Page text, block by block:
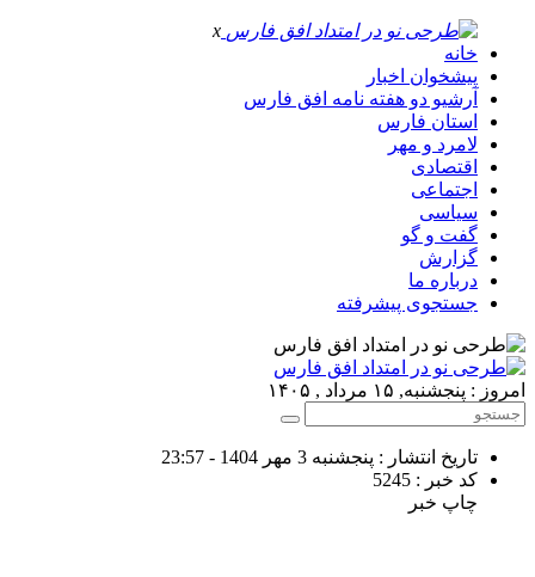
x
خانه
پیشخوان اخبار
آرشیو دو هفته نامه افق فارس
استان فارس
لامرد و مهر
اقتصادی
اجتماعی
سیاسی
گفت و گو
گزارش
درباره ما
جستجوی پیشرفته
امروز : پنجشنبه, ۱۵ مرداد , ۱۴۰۵
تاریخ انتشار : پنجشنبه 3 مهر 1404 - 23:57
کد خبر : 5245
چاپ خبر